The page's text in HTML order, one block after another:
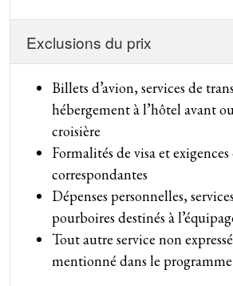
Exclusions du prix
Billets d’avion, services de
hébergement à l’hôtel avant
croisière
Formalités de visa et exigences
correspondantes
Dépenses personnelles,
pourboires destinés à
Tout autre service non
mentionné dans le programme